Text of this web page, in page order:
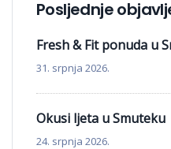
Posljednje
Fresh & Fit ponuda u
31. srpnja 2026.
Okusi ljeta u Smuteku
24. srpnja 2026.